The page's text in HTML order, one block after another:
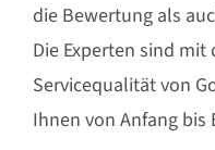
die Bewertung als
Die Experten sind
Servicequalität von
Ihnen von Anfang bis